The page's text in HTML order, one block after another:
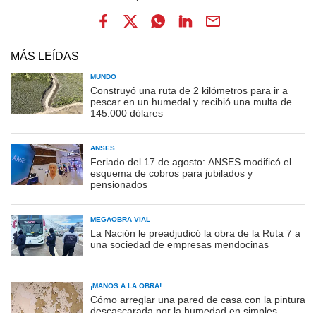
MÁS LEÍDAS
MUNDO
Construyó una ruta de 2 kilómetros para ir a
pescar en un humedal y recibió una multa de
145.000 dólares
ANSES
Feriado del 17 de agosto: ANSES modificó el
esquema de cobros para jubilados y
pensionados
MEGAOBRA VIAL
La Nación le preadjudicó la obra de la Ruta 7 a
una sociedad de empresas mendocinas
¡MANOS A LA OBRA!
Cómo arreglar una pared de casa con la pintura